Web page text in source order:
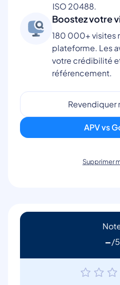
ISO 20488.
Boostez votre
180 000+ visites
plateforme. Les
votre crédibilité
référencement.
Revendiquer
APV vs
Supprimer
-